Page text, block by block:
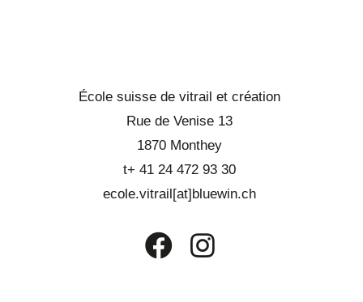
École suisse de vitrail et création
Rue de Venise 13
1870 Monthey
t+ 41 24 472 93 30
ecole.vitrail[at]bluewin.ch